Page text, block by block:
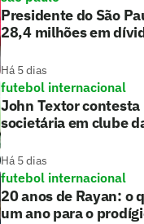
Presidente do São
28,4 milhões em
Há 5 dias
futebol internacional
John Textor
societária em clube
Há 5 dias
futebol internacional
20 anos de Rayan: o
um ano para o